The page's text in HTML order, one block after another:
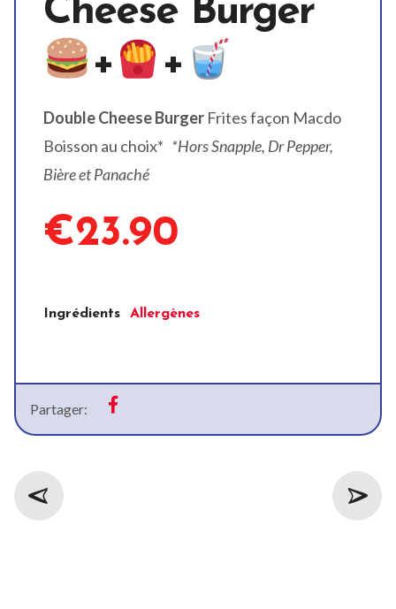
Cheese Burger
+
+
Double Cheese Burger Frites façon Macdo
Boisson au choix* *Hors Snapple, Dr Pepper,
Bière et Panaché
€23.90
Ingrédients Allergènes
Partager: